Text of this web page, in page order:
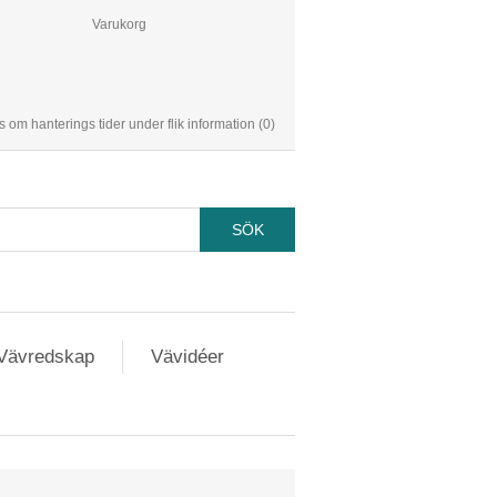
Varukorg
om hanterings tider under flik information (0)
Vävidéer